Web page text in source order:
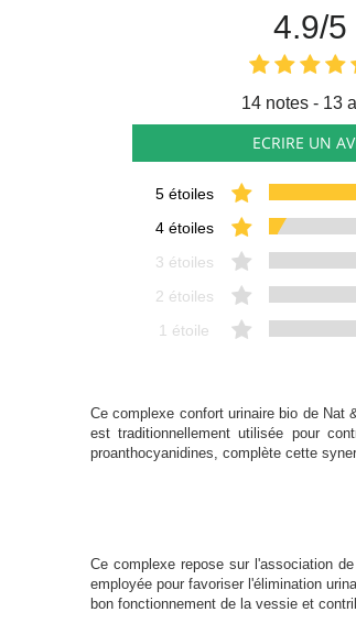
4.9/5
14 notes - 13
ECRIRE UN
5 étoiles
4 étoiles
3 étoiles
2 étoiles
1 étoile
Ce complexe confort urinaire bio de Nat
est traditionnellement utilisée pour
proanthocyanidines, complète cette
Ce complexe repose sur l'association
employée pour favoriser l'élimination
bon fonctionnement de la vessie et